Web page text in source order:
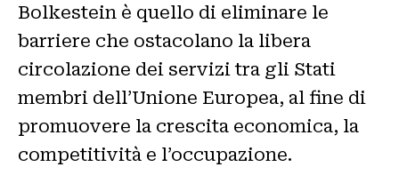
Bolkestein è quello di eliminare le
barriere che ostacolano la libera
circolazione dei servizi tra gli Stati
membri dell’Unione Europea, al fine di
promuovere la crescita economica, la
competitività e l’occupazione.